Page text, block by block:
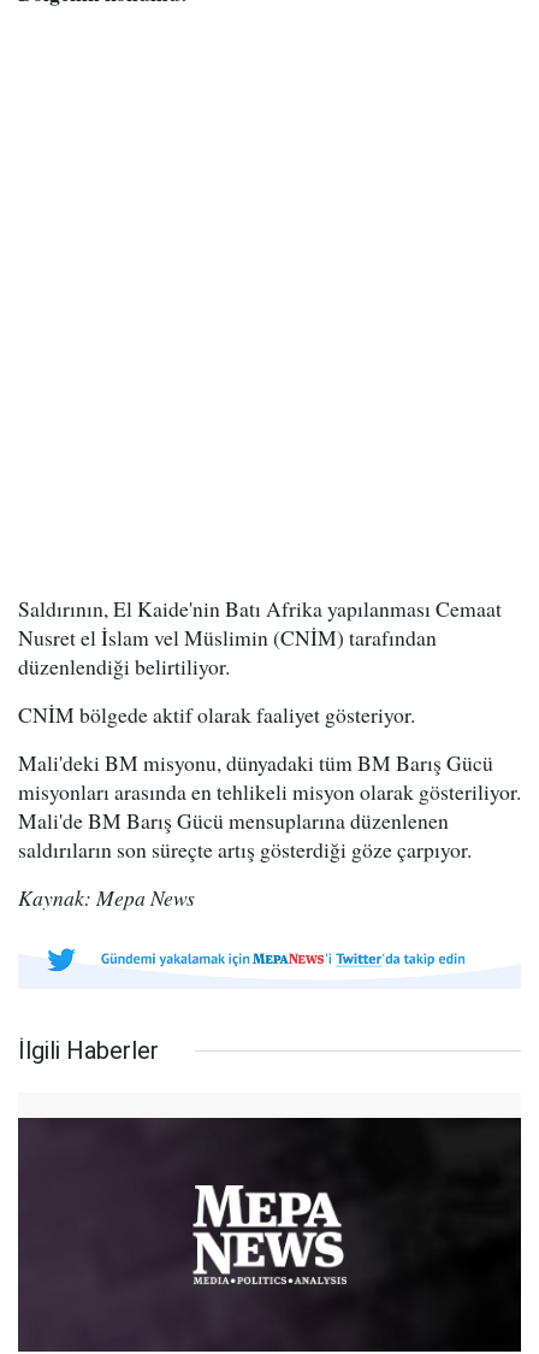
Saldırının, El Kaide'nin Batı Afrika yapılanması Cemaat
Nusret el İslam vel Müslimin (CNİM) tarafından
düzenlendiği belirtiliyor.
CNİM bölgede aktif olarak faaliyet gösteriyor.
Mali'deki BM misyonu, dünyadaki tüm BM Barış Gücü
misyonları arasında en tehlikeli misyon olarak gösteriliyor.
Mali'de BM Barış Gücü mensuplarına düzenlenen
saldırıların son süreçte artış gösterdiği göze çarpıyor.
Kaynak: Mepa News
İlgili Haberler